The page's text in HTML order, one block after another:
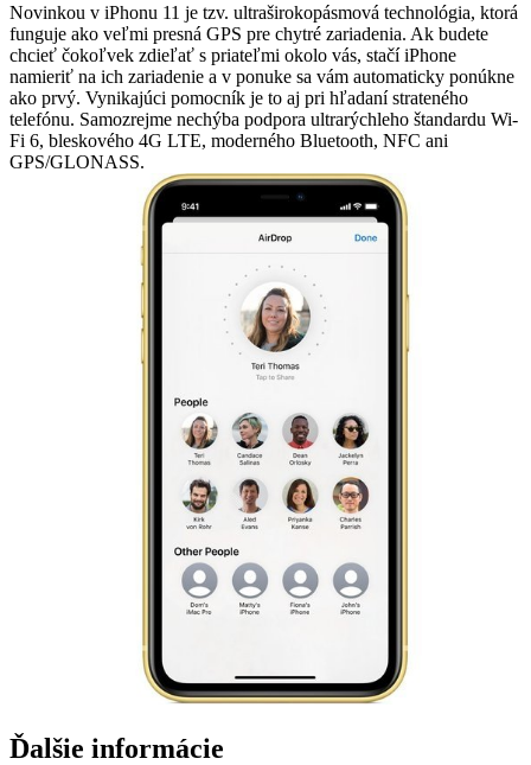
Novinkou v iPhonu 11 je tzv. ultraširokopásmová technológia, ktorá
funguje ako veľmi presná GPS pre chytré zariadenia. Ak budete
chcieť čokoľvek zdieľať s priateľmi okolo vás, stačí iPhone
namieriť na ich zariadenie a v ponuke sa vám automaticky ponúkne
ako prvý. Vynikajúci pomocník je to aj pri hľadaní strateného
telefónu. Samozrejme nechýba podpora ultrarýchleho štandardu Wi-
Fi 6, bleskového 4G LTE, moderného Bluetooth, NFC ani
GPS/GLONASS.
Ďalšie informácie